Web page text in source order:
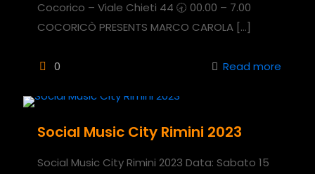
Cocorico – Viale Chieti 44 🕣 00.00 – 7.00
COCORICÒ PRESENTS MARCO CAROLA […]
0 Read more
Social Music City Rimini 2023
Social Music City Rimini 2023 Data: Sabato 15